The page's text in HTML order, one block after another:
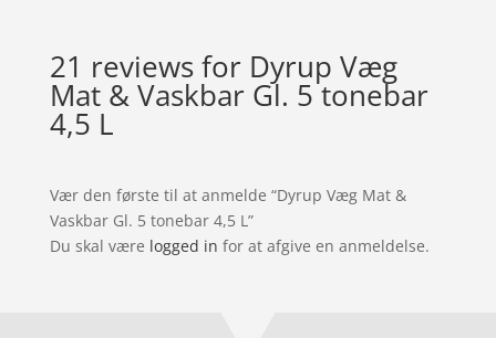
21 reviews for Dyrup Væg
Mat & Vaskbar Gl. 5 tonebar
4,5 L
Vær den første til at anmelde “Dyrup Væg Mat &
Vaskbar Gl. 5 tonebar 4,5 L”
Du skal være logged in for at afgive en anmeldelse.